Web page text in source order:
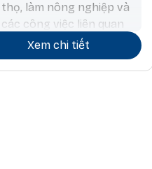
thọ, làm nông nghiệp và
các công việc liên quan
đến nước, mua thú nuôi,
tính toán chiêm tinh
Xem chi tiết